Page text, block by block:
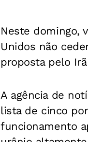
Neste domingo,
Unidos não
proposta pelo
A agência de
lista de cinco
funcionamento